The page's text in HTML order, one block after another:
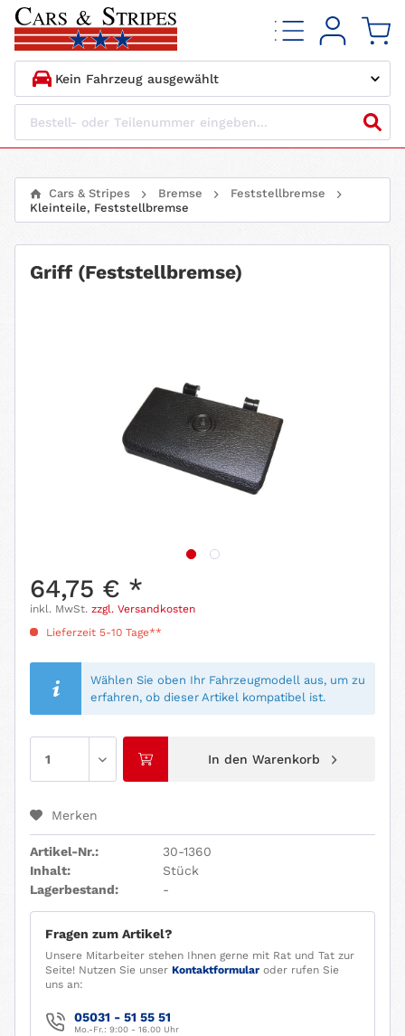
1. HERSTELLER
3. BAUJAHR
4. MOTORTYP
Cars & Stripes Bremse
Feststellbremse
Kleinteile, Feststellbremse
Griff (Feststellbremse)
64,75 € *
inkl. MwSt. zzgl. Versandkosten
Lieferzeit 5-10 Tage**
Wählen Sie oben Ihr Fahrzeugmodell aus, um zu
erfahren, ob dieser Artikel kompatibel ist.
In den Warenkorb
Merken
Artikel-Nr.:
30-1360
Inhalt:
Stück
Lagerbestand:
-
Fragen zum Artikel?
Unsere Mitarbeiter stehen Ihnen gerne mit Rat und Tat zur
Seite! Nutzen Sie unser Kontaktformular oder rufen Sie
uns an:
05031 - 51 55 51
Mo.-Fr.: 9:00 - 16.00 Uhr